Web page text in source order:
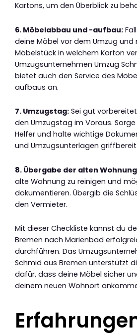
Kartons, um den Überblick zu
6. Möbelabbau und -aufbau:
deine Möbel vor dem Umzug und
Möbelstück in welchem Karton
Umzugsunternehmen Umzug
bietet auch den Service des
aufbaus an.
7. Umzugstag: Sei gut
den Umzugstag im Voraus.
Helfer und halte wichtige
und Umzugsunterlagen griffbereit.
8. Übergabe der alten
alte Wohnung zu reinigen und
dokumentieren. Übergib die
den Vermieter.
Mit dieser Checkliste kannst du
Bremen nach Marienbad
durchführen. Das
Schmid aus Bremen unterstützt
dafür, dass deine Möbel sicher
deinem neuen Wohnort